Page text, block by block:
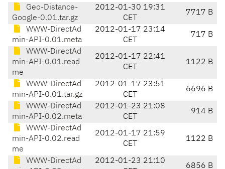
Geo-Distance-
Google-0.01.tar.gz
2012-01-30 19:31
CET
7717 B
WWW-DirectAd
min-API-0.01.meta
2012-01-17 23:14
CET
717 B
WWW-DirectAd
min-API-0.01.read
me
2012-01-17 22:41
CET
1122 B
WWW-DirectAd
min-API-0.01.tar.gz
2012-01-17 23:51
CET
6696 B
WWW-DirectAd
min-API-0.02.meta
2012-01-23 21:08
CET
914 B
WWW-DirectAd
min-API-0.02.read
me
2012-01-17 21:59
CET
1122 B
WWW-DirectAd
2012-01-23 21:10
6856 B